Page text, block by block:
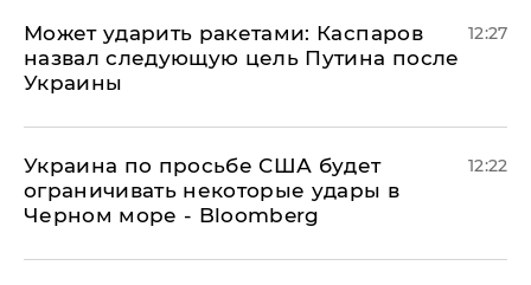
Может ударить ракетами: Каспаров
назвал следующую цель Путина после
Украины
12:27
Украина по просьбе США будет
ограничивать некоторые удары в
Черном море - Bloomberg
12:22